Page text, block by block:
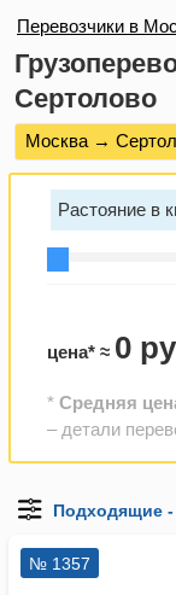
Перевозчики в
Сертолово
Москва →
Растояние в
цена* ≈ 0
* Средняя
– детали
№ 1357